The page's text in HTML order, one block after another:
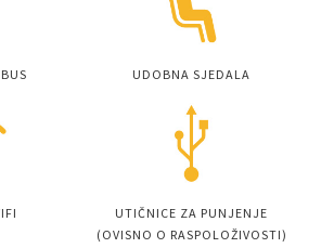
UDOBNA SJEDALA
UTIČNICE ZA PUNJENJE
(OVISNO O RASPOLOŽIVOSTI)